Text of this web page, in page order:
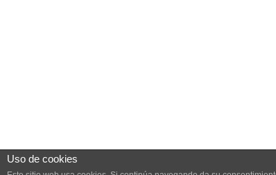
Uso de cookies